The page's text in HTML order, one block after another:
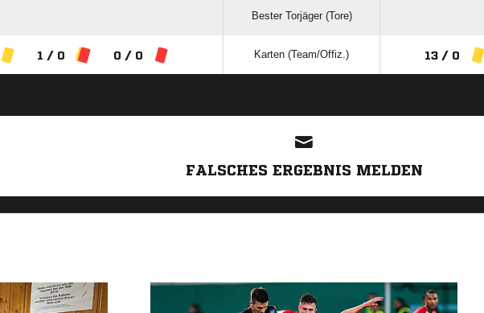
Bester Torjäger (Tore)
1 / 0 0 / 0 Karten (Team/Offiz.) 13 / 0
FALSCHES ERGEBNIS MELDEN